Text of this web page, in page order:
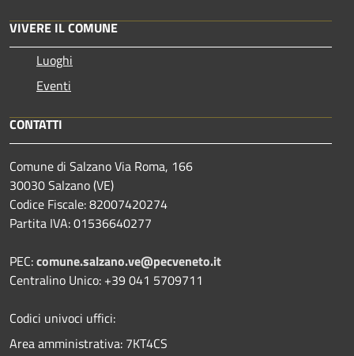
VIVERE IL COMUNE
Luoghi
Eventi
CONTATTI
Comune di Salzano Via Roma, 166
30030 Salzano (VE)
Codice Fiscale: 82007420274
Partita IVA: 01536640277
PEC:comune.salzano.ve@pecveneto.it
Centralino Unico: +39 041 5709711
Codici univoci uffici:
Area amministrativa: 7KT4CS